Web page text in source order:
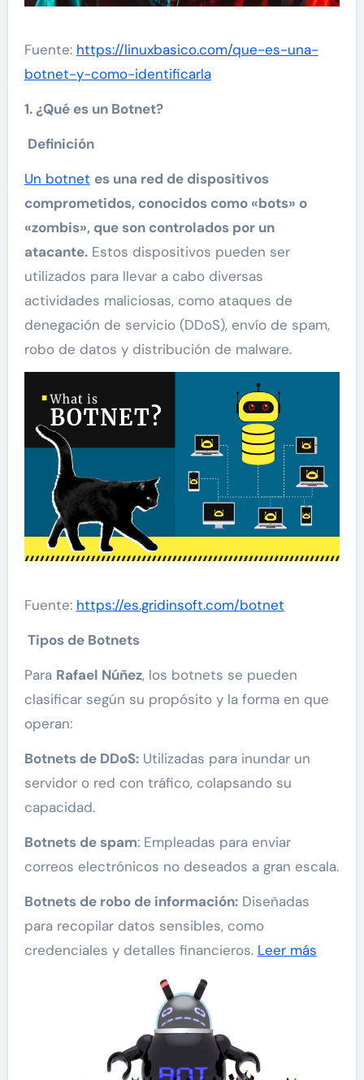
Fuente: https://linuxbasico.com/que-es-una-
botnet-y-como-identificarla
1. ¿Qué es un Botnet?
Definición
Un botnet es una red de dispositivos
comprometidos, conocidos como «bots» o
«zombis», que son controlados por un
atacante.Estos dispositivos pueden ser
utilizados para llevar a cabo diversas
actividades maliciosas, como ataques de
denegación de servicio (DDoS), envío de spam,
robo de datos y distribución de malware.
Fuente: https://es.gridinsoft.com/botnet
Tipos de Botnets
Para Rafael Núñez, los botnets se pueden
clasificar según su propósito y la forma en que
operan:
Botnets de DDoS:Utilizadas para inundar un
servidor o red con tráfico, colapsando su
capacidad.
Botnets de spam: Empleadas para enviar
correos electrónicos no deseados a gran escala.
Botnets de robo de información:Diseñadas
para recopilar datos sensibles, como
credenciales y detalles financieros. Leer más